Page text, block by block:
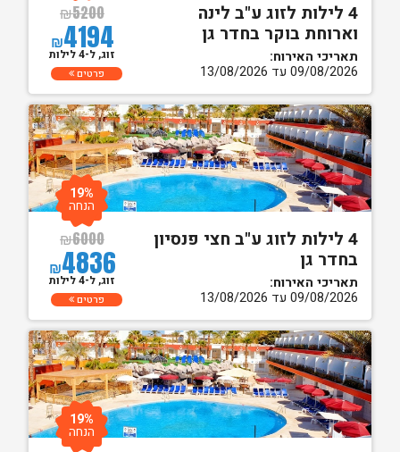
4 לילות לזוג ע"ב לינה
וארוחת בוקר בחדר גן
תאריכי האירוח:
09/08/2026 עד 13/08/2026
₪5200
₪4194
זוג, ל-4 לילות
פרטים
4 לילות לזוג ע"ב חצי פנסיון
בחדר גן
תאריכי האירוח:
09/08/2026 עד 13/08/2026
₪6000
₪4836
19%
הנחה
זוג, ל-4 לילות
פרטים
19%
הנחה